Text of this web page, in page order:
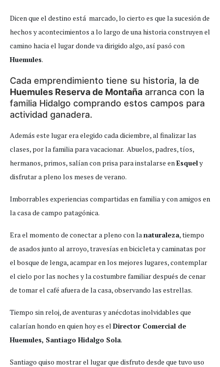
Dicen que el destino está marcado, lo cierto es que la sucesión de
hechos y acontecimientos a lo largo de una historia construyen el
camino hacia el lugar donde va dirigido algo, así pasó con
Huemules.
Cada emprendimiento tiene su historia, la de
Huemules Reserva de Montaña arranca con la
familia Hidalgo comprando estos campos para
actividad ganadera.
Además este lugar era elegido cada diciembre, al finalizar las
clases, por la familia para vacacionar. Abuelos, padres, tíos,
hermanos, primos, salían con prisa para instalarse enEsquely
disfrutar a pleno los meses de verano.
Imborrables experiencias compartidas en familia y con amigos en
la casa de campo patagónica.
Era el momento de conectar a pleno con lanaturaleza, tiempo
de asados junto al arroyo, travesías en bicicleta y caminatas por
el bosque de lenga, acampar en los mejores lugares, contemplar
el cielo por las noches y la costumbre familiar después de cenar
de tomar el café afuera de la casa, observando las estrellas.
Tiempo sin reloj, de aventuras y anécdotas inolvidables que
calarían hondo en quien hoy es el Director Comercial de
Huemules, Santiago Hidalgo Sola.
Santiago quiso mostrar el lugar que disfruto desde que tuvo uso